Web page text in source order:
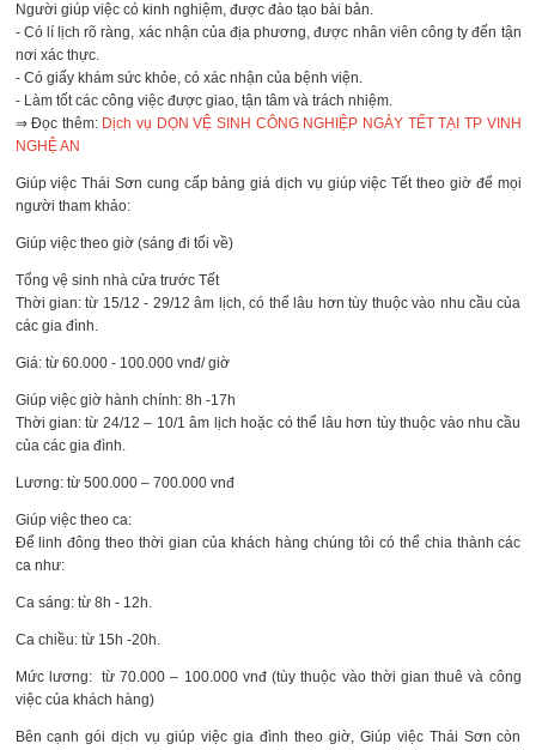
Người giúp việc có kinh nghiệm, được đào tạo bài bản.
- Có lí lịch rõ ràng, xác nhận của địa phương, được nhân viên công ty đến tận
nơi xác thực.
- Có giấy khám sức khỏe, có xác nhận của bệnh viện.
- Làm tốt các công việc được giao, tận tâm và trách nhiệm.
⇒ Đọc thêm: Dịch vụ DỌN VỆ SINH CÔNG NGHIỆP NGÀY TẾT TẠI TP VINH
NGHỆ AN
Giúp việc Thái Sơn cung cấp bảng giá dịch vụ giúp việc Tết theo giờ để mọi
người tham khảo:
Giúp việc theo giờ (sáng đi tối về)
Tổng vệ sinh nhà cửa trước Tết
Thời gian: từ 15/12 - 29/12 âm lịch, có thể lâu hơn tùy thuộc vào nhu cầu của
các gia đình.
Giá: từ 60.000 - 100.000 vnđ/ giờ
Giúp việc giờ hành chính: 8h -17h
Thời gian: từ 24/12 – 10/1 âm lịch hoặc có thể lâu hơn tùy thuộc vào nhu cầu
của các gia đình.
Lương: từ 500.000 – 700.000 vnđ
Giúp việc theo ca:
Để linh đông theo thời gian của khách hàng chúng tôi có thể chia thành các
ca như:
Ca sáng: từ 8h - 12h.
Ca chiều: từ 15h -20h.
Mức lương: từ 70.000 – 100.000 vnđ (tùy thuộc vào thời gian thuê và công
việc của khách hàng)
Bên cạnh gói dịch vụ giúp việc gia đình theo giờ, Giúp việc Thái Sơn còn